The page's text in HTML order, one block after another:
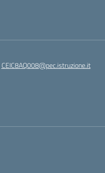
CEIC8AQ008@pec.istruzione.it